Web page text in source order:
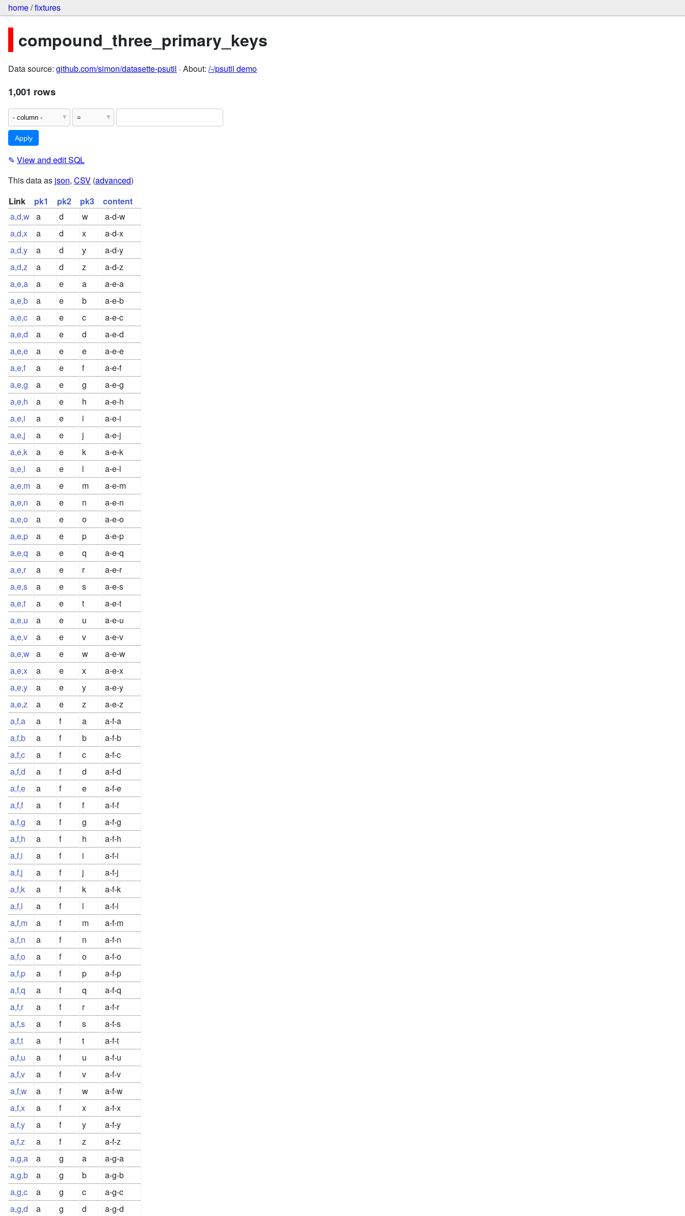
home/fixtures
compound_three_primary_keys
Data source: github.com/simon/datasette-psutil · About: /-/psutil demo
1,001 rows
✎ View and edit SQL
This data as json, CSV (advanced)
Link
pk1 pk2 pk3
content
a,d,w a d w
a-d-w
a,d,x
a d x
a-d-x
a,d,y
a d y
a-d-y
a,d,z
a d z
a-d-z
a,e,a
a e a
a-e-a
a,e,b
a e b
a-e-b
a,e,c
a e c
a-e-c
a,e,d
a e d
a-e-d
a,e,e
a e e
a-e-e
a,e,f
a e f
a-e-f
a,e,g
a e g
a-e-g
a,e,h
a e h
a-e-h
a,e,i
a e i
a-e-i
a,e,j
a e j
a-e-j
a,e,k
a e k
a-e-k
a,e,l
a e l
a-e-l
a,e,m a e m
a-e-m
a,e,n
a e n
a-e-n
a,e,o
a e o
a-e-o
a,e,p
a e p
a-e-p
a,e,q
a e q
a-e-q
a,e,r
a e r
a-e-r
a,e,s
a e s
a-e-s
a,e,t
a e t
a-e-t
a,e,u
a e u
a-e-u
a,e,v
a e v
a-e-v
a,e,w a e w
a-e-w
a,e,x
a e x
a-e-x
a,e,y
a e y
a-e-y
a,e,z
a e z
a-e-z
a,f,a
a f a
a-f-a
a,f,b
a f b
a-f-b
a,f,c
a f c
a-f-c
a,f,d
a f d
a-f-d
a,f,e
a f e
a-f-e
a,f,f
a f f
a-f-f
a,f,g
a f g
a-f-g
a,f,h
a f h
a-f-h
a,f,i
a f i
a-f-i
a,f,j
a f j
a-f-j
a,f,k
a f k
a-f-k
a,f,l
a f l
a-f-l
a,f,m
a f m
a-f-m
a,f,n
a f n
a-f-n
a,f,o
a f o
a-f-o
a,f,p
a f p
a-f-p
a,f,q
a f q
a-f-q
a,f,r
a f r
a-f-r
a,f,s
a f s
a-f-s
a,f,t
a f t
a-f-t
a,f,u
a f u
a-f-u
a,f,v
a f v
a-f-v
a,f,w
a f w
a-f-w
a,f,x
a f x
a-f-x
a,f,y
a f y
a-f-y
a,f,z
a f z
a-f-z
a,g,a
a g a
a-g-a
a,g,b
a g b
a-g-b
a,g,c
a g c
a-g-c
a,g,d
a g d
a-g-d